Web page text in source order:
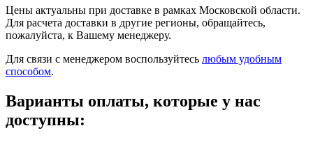
Цены актуальны при доставке в рамках Московской области.
Для расчета доставки в другие регионы, обращайтесь,
пожалуйста, к Вашему менеджеру.
Для связи с менеджером воспользуйтесь любым удобным
способом.
Варианты оплаты, которые у нас
доступны: